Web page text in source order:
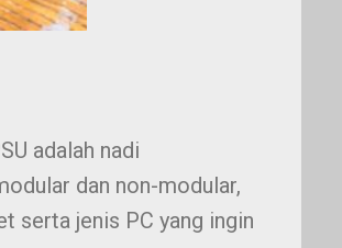
adalah nadi
dan non-modular,
serta jenis PC yang ingin